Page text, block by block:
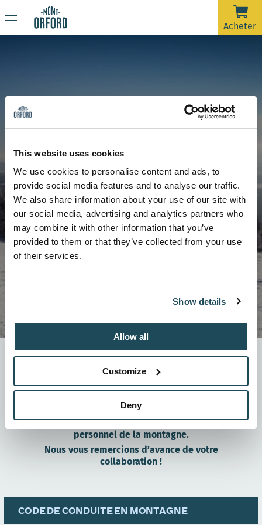
This website uses cookies
We use cookies to personalise content and ads, to
provide social media features and to analyse our traffic.
We also share information about your use of our site with
our social media, advertising and analytics partners who
may combine it with other information that you’ve
provided to them or that they’ve collected from your use
of their services.
Show details
Allow all
Customize
Deny
Acheter
Sécurité et règlements
Comme toutes les stations de ski du Québec, nous
l’Association des stations de ski du Québec
établir les règles de sécurité en station. Ces règles
sont déterminées en collaboration avec l’ASSQ, mais
peuvent différer d’une autre station selon ce que
nous jugeons sécuritaire pour les skieurs et le
personnel de la montagne.
Nous vous remercions d’avance de votre
collaboration !
CODE DE CONDUITE EN MONTAGNE
La saison 2025-26 est officiellement terminée.
Malheureusement, avec la pluie de la dernière semaine et
prévue jusqu'à samedi matin, les pistes nécessiteraient
grand merci à tous les skieurs qui nous ont accompagnés
durant ces plus de 120 jours d'ouverture cette saison.
maintenant fermée à toute activité sportive incluant la
Restez à l’affût de nos prochaines communications pour
connaître la date d’ouverture de la saison estivale de
randonnée.
Merci de votre compréhension et à l'an prochain !